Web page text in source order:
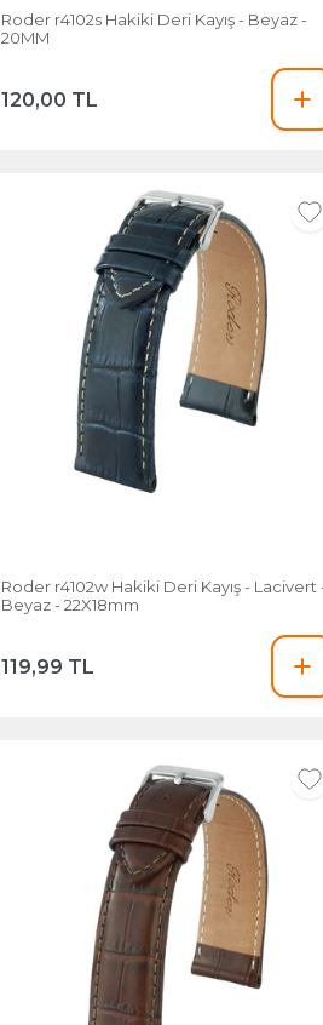
Roder r4102s Hakiki Deri Kayış - Beyaz -
20MM
120,00 TL
Roder r4102w Hakiki Deri Kayış - Lacivert -
Beyaz - 22X18mm
119,99 TL